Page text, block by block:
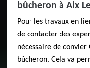
bûcheron à Aix
Pour les travaux en
de contacter des
nécessaire de convier
bûcheron. Cela va